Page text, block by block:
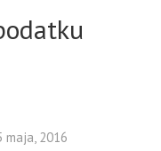
maja, 2016